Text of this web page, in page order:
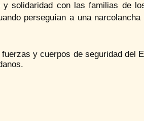
y solidaridad con las familias de
perseguían a una
y cuerpos de seguridad del